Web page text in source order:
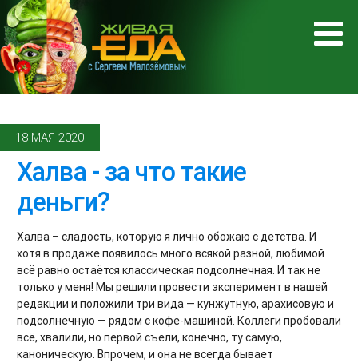
18 МАЯ 2020
Халва - за что такие
деньги?
Халва – сладость, которую я лично обожаю с детства. И
хотя в продаже появилось много всякой разной, любимой
всё равно остаётся классическая подсолнечная. И так не
только у меня! Мы решили провести эксперимент в нашей
редакции и положили три вида — кунжутную, арахисовую и
подсолнечную — рядом с кофе-машиной. Коллеги пробовали
всё, хвалили, но первой съели, конечно, ту самую,
каноническую. Впрочем, и она не всегда бывает